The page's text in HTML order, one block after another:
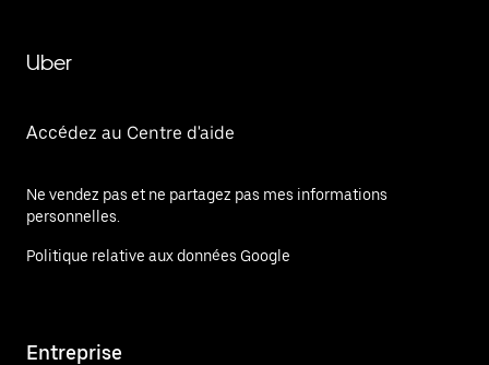
Uber
Accédez au Centre d'aide
Ne vendez pas et ne partagez pas mes informations
personnelles.
Politique relative aux données Google
Entreprise